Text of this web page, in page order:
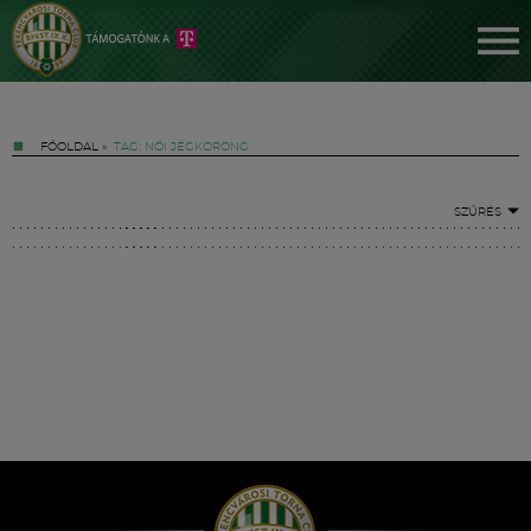
FŐOLDAL » TAG: NŐI JÉGKORONG
SZŰRÉS
Hírek